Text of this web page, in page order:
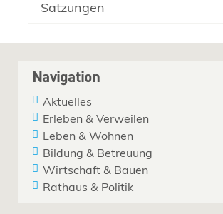
Satzungen
Navigation
Aktuelles
Erleben & Verweilen
Leben & Wohnen
Bildung & Betreuung
Wirtschaft & Bauen
Rathaus & Politik